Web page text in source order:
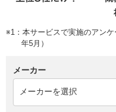
※1：本サービスで実施のアン
年5月）
メーカー